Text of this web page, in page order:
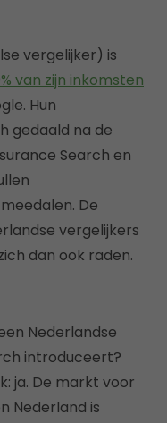
vergelijker) is
van zijn inkomsten
Hun
gedaald na de
Search en
De
vergelijkers
dan ook raden.
Nederlandse
introduceert?
ja. De markt voor
Nederland is